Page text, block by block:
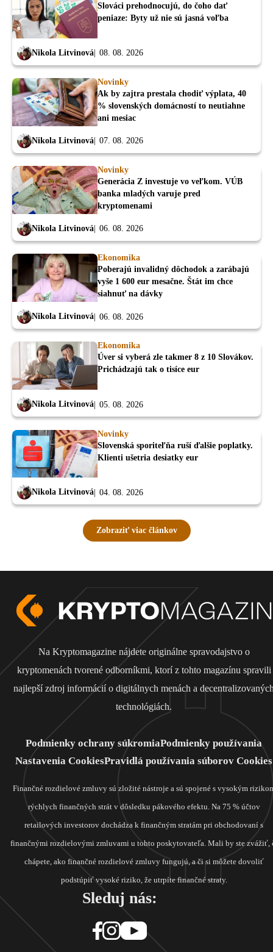
Slováci prehodnocujú, do čoho dať
peniaze: Byty už nie sú jasná voľba
Nikola Litvinová 08. 08. 2026
Novinky
Ak by zajtra prestala chodiť výplata, 40
% slovenských domácností to neutiahne
ani mesiac
Nikola Litvinová 07. 08. 2026
Novinky
Generácia Z investuje vo veľkom. VÚB
banka mladých varuje pred
kryptomenami
Nikola Litvinová 06. 08. 2026
Ekonomika
Poberajú invalidný dôchodok a zarábajú
vyše 1 600 eur mesačne. Štát im chce
siahnuť na dávky
Nikola Litvinová 06. 08. 2026
Ekonomika
Úver si vyberá zle takmer 8 z 10 Slovákov.
Prichádzajú tak o tisíce eur
Nikola Litvinová 05. 08. 2026
Novinky
Slovenská sporiteľňa ruší ďalšie poplatky.
Klienti ušetria desiatky eur
Nikola Litvinová 04. 08. 2026
Zobraziť viac článkov
Na Kryptomagazine nájdete originálne spravodajstvo o
kryptomenách tvorené odborníkmi, ktorí z tohto magazínu spravili
najlepší zdroj informácií o digitálnych menách a
technológiách.
Podmienky ochrany súkromiaPodmienky používania
Nastavenia CookiesPravidlá používania súborov Cookies
Finančné rozdielové zmluvy sú zložité nástroje a sú spojené s vysokým
rýchlych finančných strát v dôsledku pákového efektu. Na 75 % účtov
retailových investorov dochádza k finančným stratám pri obchodovaní s
finančnými rozdielovými zmluvami u tohto poskytovateľa. Mali by ste zvážiť,
chápete, ako finančné rozdielové zmluvy fungujú, a či si môžete dovoliť
podstúpiť vysoké riziko, že utrpíte finančné straty.
Sleduj nás: